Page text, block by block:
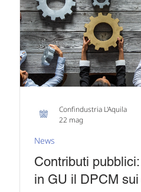
contingente totale (9,15
tonnellate) è riservata ai
l’UE ha o avrà in futuro
Contributi pubblici:
in GU il DPCM
News
Confindustria L'Aquila
22 mag